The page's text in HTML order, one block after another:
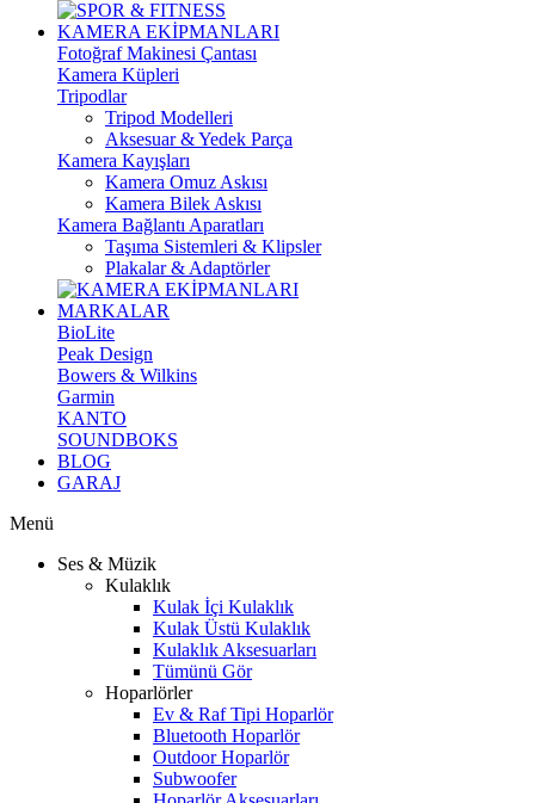
KAMERA EKİPMANLARI
Fotoğraf Makinesi Çantası
Kamera Küpleri
Tripodlar
Tripod Modelleri
Aksesuar & Yedek Parça
Kamera Kayışları
Kamera Omuz Askısı
Kamera Bilek Askısı
Kamera Bağlantı Aparatları
Taşıma Sistemleri & Klipsler
Plakalar & Adaptörler
MARKALAR
BioLite
Peak Design
Bowers & Wilkins
Garmin
KANTO
SOUNDBOKS
BLOG
GARAJ
Menü
Ses & Müzik
Kulaklık
Kulak İçi Kulaklık
Kulak Üstü Kulaklık
Kulaklık Aksesuarları
Tümünü Gör
Hoparlörler
Ev & Raf Tipi Hoparlör
Bluetooth Hoparlör
Outdoor Hoparlör
Subwoofer